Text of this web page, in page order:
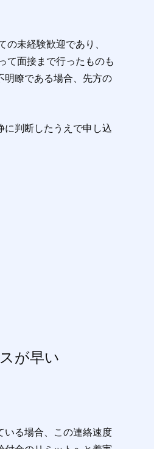
未経験歓迎であり、
て面接まで行ったものも
明瞭である場合、先方の
判断したうえで申し込
が早い
る場合、この連絡速度